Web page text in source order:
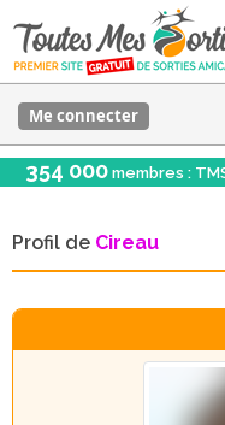
Me connecter
354 000 membres :
Profil de Cireau